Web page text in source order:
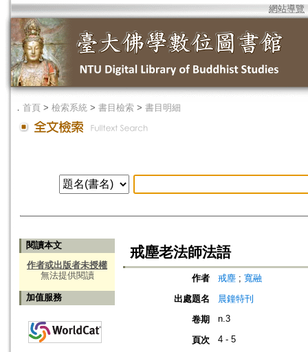
網站導覽
． 首頁 > 檢索系統 > 書目檢索 > 書目明細
閱讀本文
作者或出版者未授權
無法提供閱讀
加值服務
戒塵老法師法語
作者 戒塵 ; 寬融
出處題名
晨鐘特刊
卷期
n.3
頁次 4 - 5